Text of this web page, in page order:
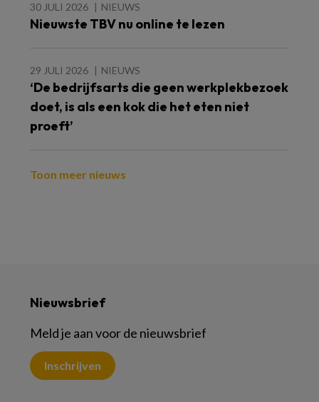
30 JULI 2026 NIEUWS
Nieuwste TBV nu online te lezen
29 JULI 2026 NIEUWS
‘De bedrijfsarts die geen werkplekbezoek
doet, is als een kok die het eten niet
proeft’
Toon meer nieuws
Nieuwsbrief
Meld je aan voor de nieuwsbrief
Inschrijven